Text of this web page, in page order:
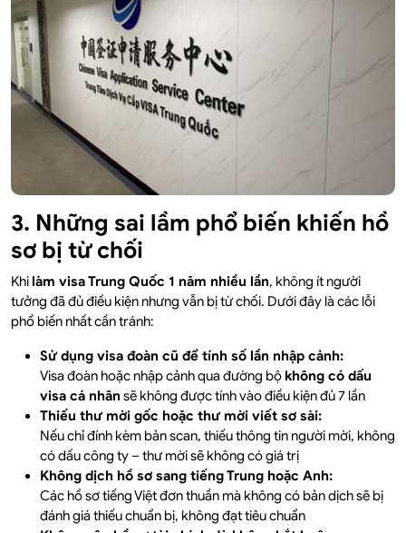
3. Những sai lầm phổ biến khiến hồ
sơ bị từ chối
Khi làm visa Trung Quốc 1 năm nhiều lần, không ít người
tưởng đã đủ điều kiện nhưng vẫn bị từ chối. Dưới đây là các lỗi
phổ biến nhất cần tránh:
Sử dụng visa đoàn cũ để tính số lần nhập cảnh:
Visa đoàn hoặc nhập cảnh qua đường bộ không có dấu
visa cá nhân sẽ không được tính vào điều kiện đủ 7 lần
Thiếu thư mời gốc hoặc thư mời viết sơ sài:
Nếu chỉ đính kèm bản scan, thiếu thông tin người mời, không
có dấu công ty – thư mời sẽ không có giá trị
Không dịch hồ sơ sang tiếng Trung hoặc Anh:
Các hồ sơ tiếng Việt đơn thuần mà không có bản dịch sẽ bị
đánh giá thiếu chuẩn bị, không đạt tiêu chuẩn